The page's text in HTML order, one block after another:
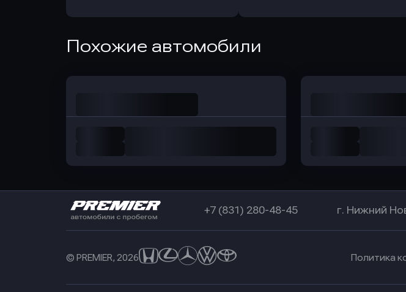
в Совкомбанк
Похожие автомобили
+7 (831) 280-48-45 г. Нижний
© PREMIER, 2026 Политика